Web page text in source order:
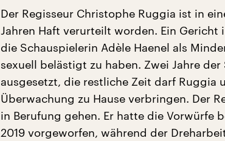
Der Regisseur Christophe Ruggia ist in
Jahren Haft verurteilt worden. Ein Gericht
die Schauspielerin Adèle Haenel als
sexuell belästigt zu haben. Zwei Jahre
ausgesetzt, die restliche Zeit darf Ruggia
Überwachung zu Hause verbringen. Der
in Berufung gehen. Er hatte die Vorwürfe
2019 vorgeworfen, während der